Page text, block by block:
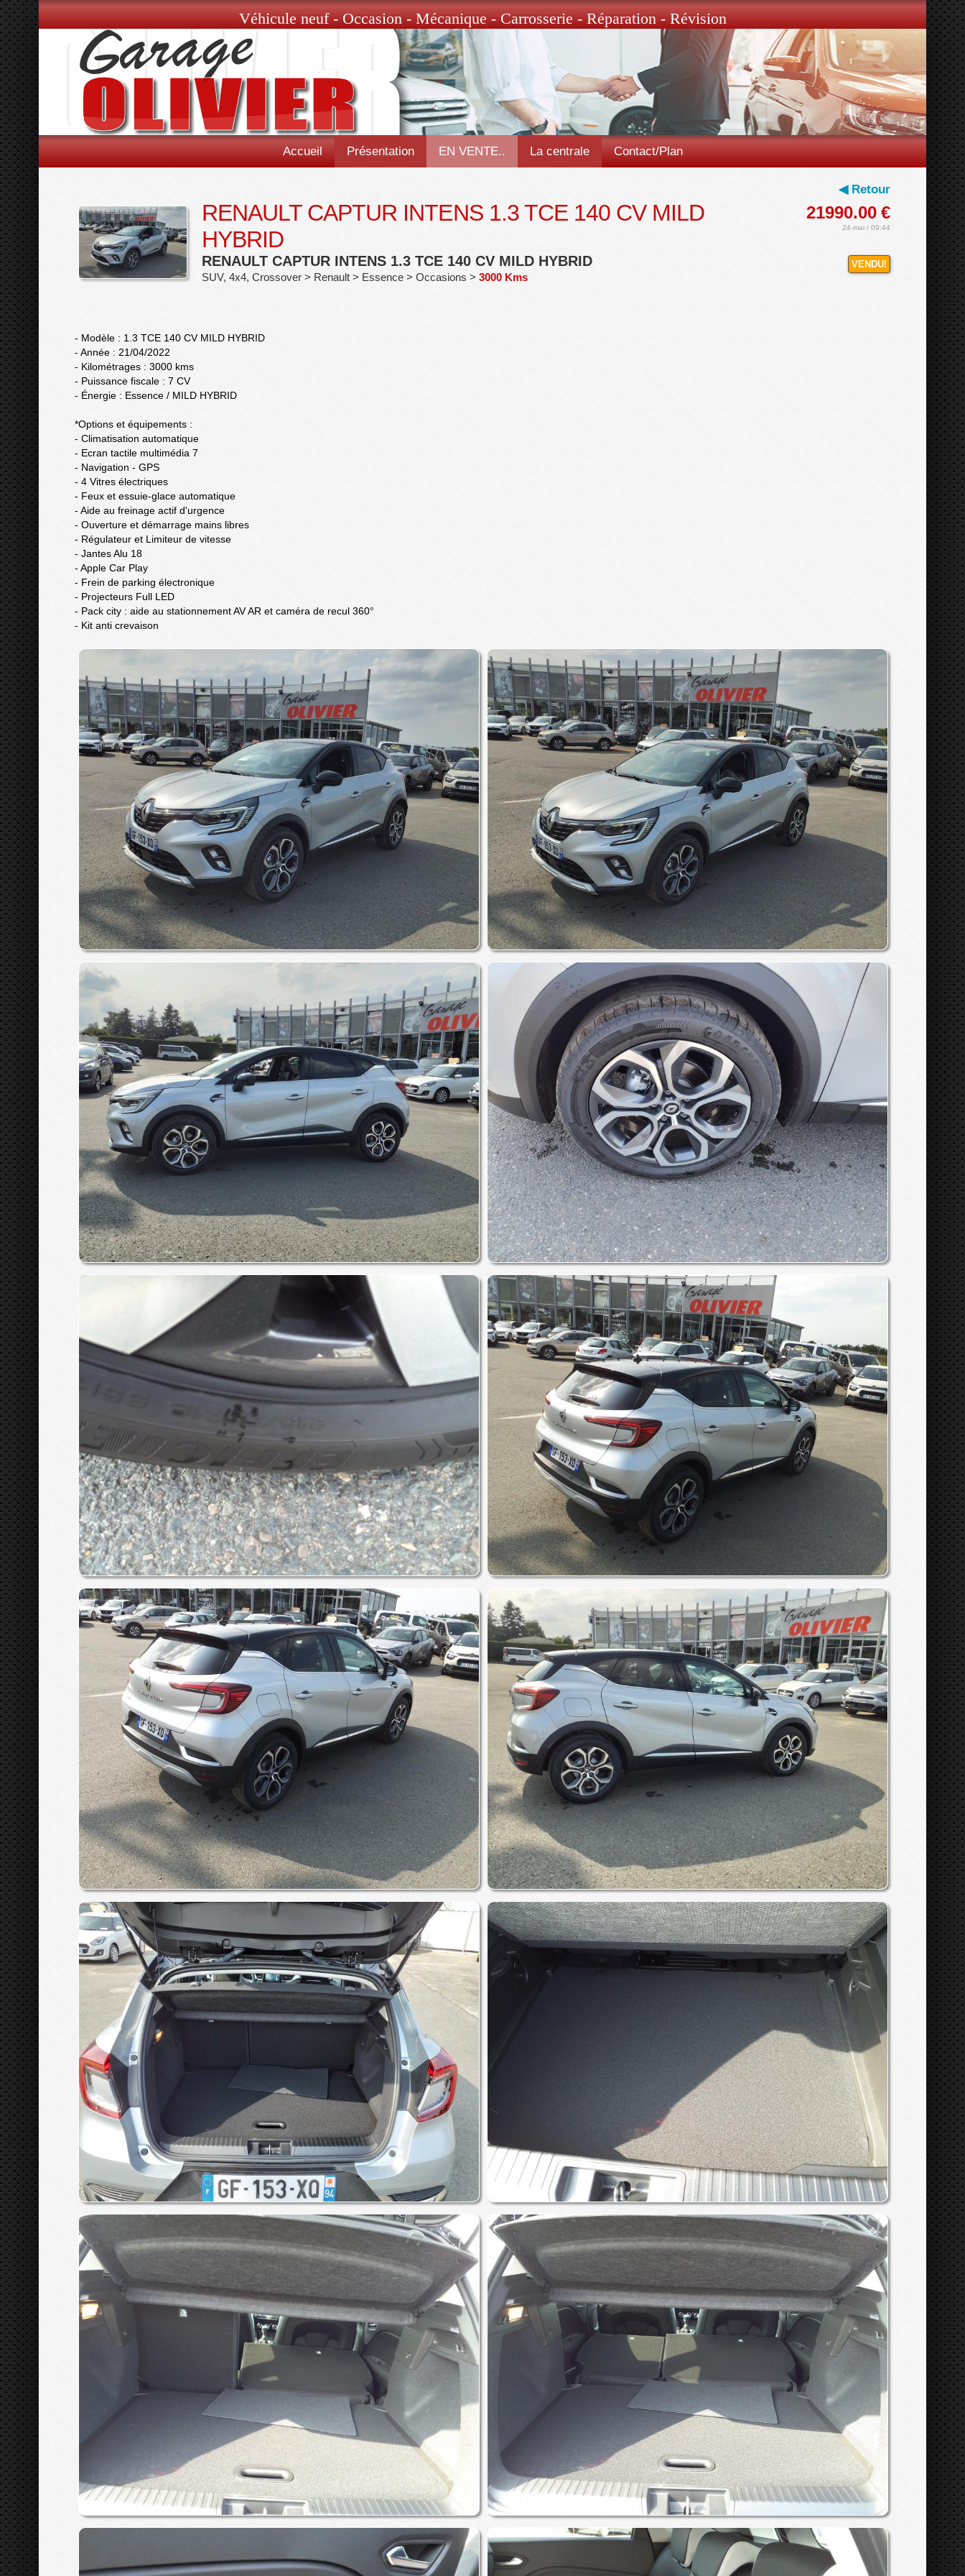
Véhicule neuf - Occasion - Mécanique - Carrosserie - Réparation - Révision
Accueil Présentation EN VENTE.. La centrale Contact/Plan
◀ Retour
21990.00 €
24-mai / 09:44
VENDU!
RENAULT CAPTUR INTENS 1.3 TCE 140 CV MILD
HYBRID
RENAULT CAPTUR INTENS 1.3 TCE 140 CV MILD HYBRID
SUV, 4x4, Crossover > Renault > Essence > Occasions >3000 Kms
- Modèle : 1.3 TCE 140 CV MILD HYBRID
- Année : 21/04/2022
- Kilométrages : 3000 kms
- Puissance fiscale : 7 CV
- Énergie : Essence / MILD HYBRID
*Options et équipements :
- Climatisation automatique
- Ecran tactile multimédia 7
- Navigation - GPS
- 4 Vitres électriques
- Feux et essuie-glace automatique
- Aide au freinage actif d'urgence
- Ouverture et démarrage mains libres
- Régulateur et Limiteur de vitesse
- Jantes Alu 18
- Apple Car Play
- Frein de parking électronique
- Projecteurs Full LED
- Pack city : aide au stationnement AV AR et caméra de recul 360°
- Kit anti crevaison